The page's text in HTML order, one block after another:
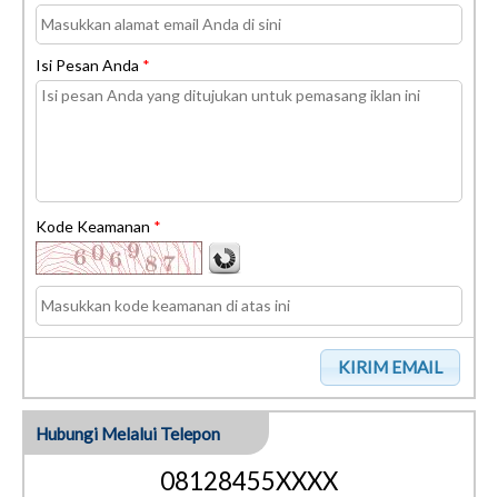
Isi Pesan Anda *
Kode Keamanan *
Hubungi Melalui Telepon
08128455XXXX